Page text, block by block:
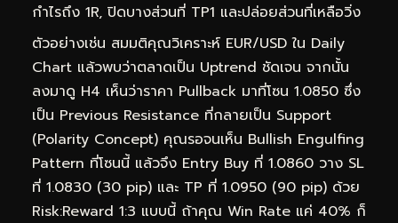
กำไรถึง 1R, ปิดบางส่วนที่ TP1 และปล่อยส่วนที่เหลือวิ่ง
ตัวอย่างเช่น สมมติคุณวิเคราะห์ EUR/USD ใน Daily
Chart แล้วพบว่าตลาดเป็น Uptrend ชัดเจน จากนั้น
ลงมาดู H4 เห็นว่าราคา Pullback มาที่โซน 1.0850 ซึ่ง
เป็น Previous Resistance ที่กลายเป็น Support
(Polarity Concept) คุณรอจนเห็น Bullish Engulfing
Pattern ที่โซนนี้ แล้วจึง Entry Buy ที่ 1.0860 วาง SL
ที่ 1.0830 (30 pip) และ TP ที่ 1.0950 (90 pip) ด้วย
Risk:Reward 1:3 แบบนี้ ถ้าคุณ Win Rate แค่ 40% ก็